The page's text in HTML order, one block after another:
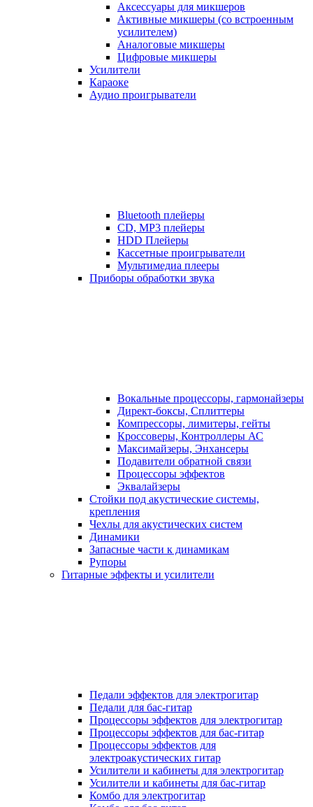
Аксессуары для микшеров
Активные микшеры (со встроенным
усилителем)
Аналоговые микшеры
Цифровые микшеры
Усилители
Караоке
Аудио проигрыватели
Bluetooth плейеры
CD, MP3 плейеры
HDD Плейеры
Кассетные проигрыватели
Мультимедиа плееры
Приборы обработки звука
Вокальные процессоры, гармонайзеры
Директ-боксы, Сплиттеры
Компрессоры, лимитеры, гейты
Кроссоверы, Контроллеры АС
Максимайзеры, Энхансеры
Подавители обратной связи
Процессоры эффектов
Эквалайзеры
Стойки под акустические системы,
крепления
Чехлы для акустических систем
Динамики
Запасные части к динамикам
Рупоры
Гитарные эффекты и усилители
Педали эффектов для электрогитар
Педали для бас-гитар
Процессоры эффектов для электрогитар
Процессоры эффектов для бас-гитар
Процессоры эффектов для
электроакустических гитар
Усилители и кабинеты для электрогитар
Усилители и кабинеты для бас-гитар
Комбо для электрогитар